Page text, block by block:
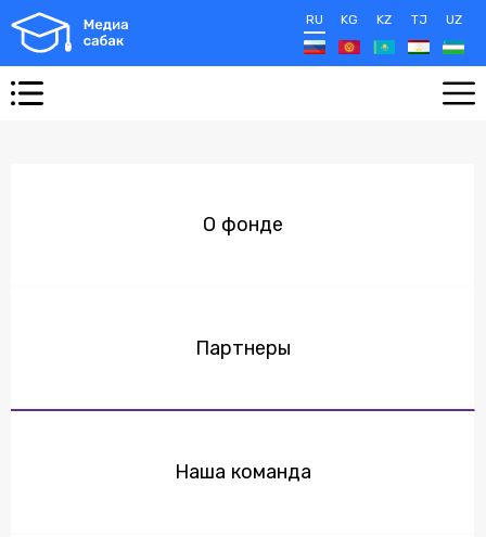
RU KG KZ TJ UZ
О фонде
Партнеры
Наша команда